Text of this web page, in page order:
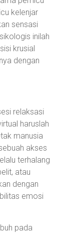
kelenjar
sensasi
inilah
krusial
dengan
relaksasi
haruslah
manusia
akses
terhalang
atau
dengan
emosi
pada